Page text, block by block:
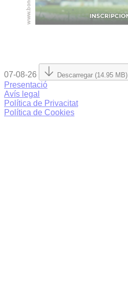
07-08-26 Descarregar (14.95 MB)
Presentació
Avís legal
Política de Privacitat
Política de Cookies